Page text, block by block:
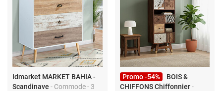
Idmarket MARKET BAHIA -
Scandinave - Commode - 3
Promo -54%
BOIS &
CHIFFONS Chiffonnier -